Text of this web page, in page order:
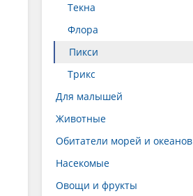
Текна
Флора
Пикси
Трикс
Для малышей
Животные
Обитатели морей и океанов
Насекомые
Овощи и фрукты